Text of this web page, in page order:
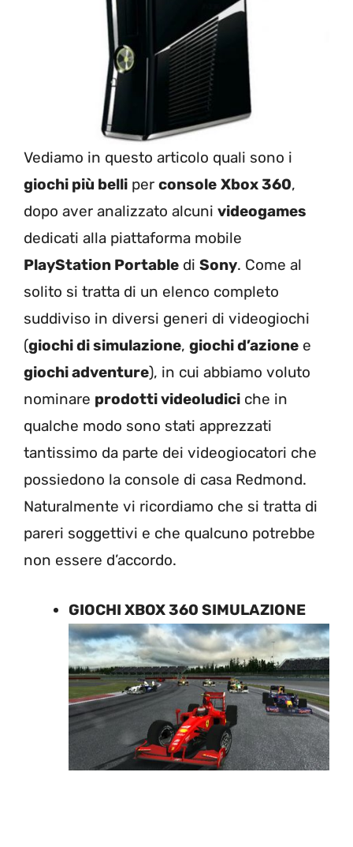
Vediamo in questo articolo quali sono i
giochi più belli per console Xbox 360,
dopo aver analizzato alcuni videogames
dedicati alla piattaforma mobile
PlayStation Portable di Sony. Come al
solito si tratta di un elenco completo
suddiviso in diversi generi di videogiochi
(giochi di simulazione, giochi d’azione e
giochi adventure), in cui abbiamo voluto
nominare prodotti videoludici che in
qualche modo sono stati apprezzati
tantissimo da parte dei videogiocatori che
possiedono la console di casa Redmond.
Naturalmente vi ricordiamo che si tratta di
pareri soggettivi e che qualcuno potrebbe
non essere d’accordo.
GIOCHI XBOX 360 SIMULAZIONE